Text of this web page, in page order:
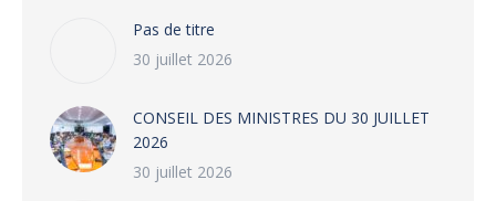
Pas de titre
30 juillet 2026
CONSEIL DES MINISTRES DU 30 JUILLET
2026
30 juillet 2026